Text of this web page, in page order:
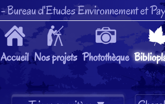
- Bureau d'Etudes Environnement et
Accueil Nos projets Photothèque